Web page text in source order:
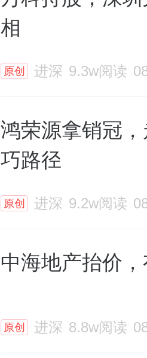
相
原创 进深 9.3w阅读
鸿荣源拿销冠
巧路径
原创 进深 9.2w阅读
中海地产抬价
原创 进深 8.8w阅读